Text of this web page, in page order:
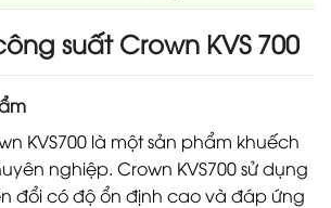
suất Crown KVS 700
KVS700 là một sản phẩm khuếch
nghiệp. Crown KVS700 sử dụng
đổi có độ ổn định cao và đáp ứng